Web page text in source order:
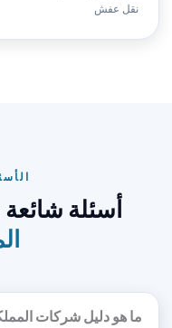
نقل عفش
أسئلة
ما هو دليل شركات